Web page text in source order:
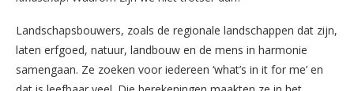
Landschapsbouwers, zoals de regionale landschappen dat zijn,
laten erfgoed, natuur, landbouw en de mens in harmonie
samengaan. Ze zoeken voor iedereen ‘what’s in it for me’ en